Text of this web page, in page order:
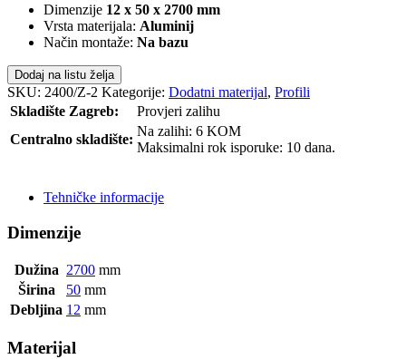
Dimenzije 12 x 50 x 2700 mm
Vrsta materijala: Aluminij
Način montaže: Na bazu
Dodaj na listu želja
SKU: 2400/Z-2 Kategorije: Dodatni materijal, Profili
Skladište Zagreb:
Provjeri zalihu
Centralno skladište:
Na zalihi: 6 KOM
Maksimalni rok isporuke: 10 dana.
Tehničke informacije
Dimenzije
Dužina 2700 mm
Širina
50 mm
Debljina 12 mm
Materijal